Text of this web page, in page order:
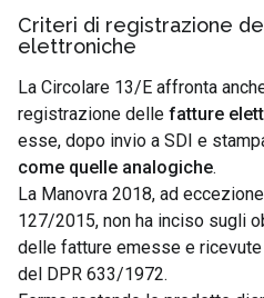
Criteri di registrazione
elettroniche
La Circolare 13/E affronta
registrazione delle fatture
esse, dopo invio a SDI e
come quelle analogiche.
La Manovra 2018, ad
127/2015, non ha inciso sugli
delle fatture emesse e
del DPR 633/1972.